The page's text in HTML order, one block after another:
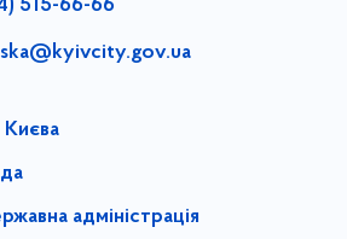
515-66-66
Києва
адміністрація